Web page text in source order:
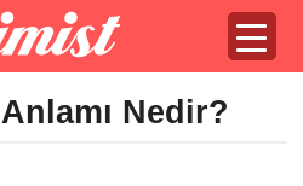
Nedir?